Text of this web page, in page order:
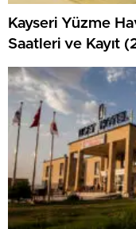
Kayseri Yüzme
Saatleri ve Kayıt